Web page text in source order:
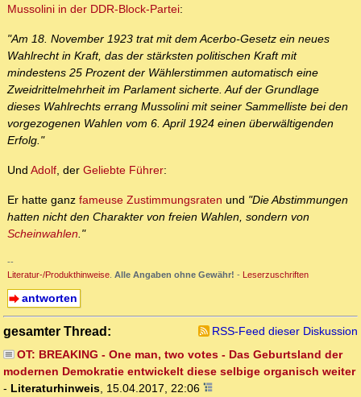
Mussolini in der DDR-Block-Partei:
"Am 18. November 1923 trat mit dem Acerbo-Gesetz ein neues
Wahlrecht in Kraft, das der stärksten politischen Kraft mit
mindestens 25 Prozent der Wählerstimmen automatisch eine
Zweidrittelmehrheit im Parlament sicherte. Auf der Grundlage
dieses Wahlrechts errang Mussolini mit seiner Sammelliste bei den
vorgezogenen Wahlen vom 6. April 1924 einen überwältigenden
Erfolg."
Und Adolf, der Geliebte Führer:
Er hatte ganz fameuse Zustimmungsraten und "Die Abstimmungen
hatten nicht den Charakter von freien Wahlen, sondern von
Scheinwahlen."
--
Literatur-/Produkthinweise. Alle Angaben ohne Gewähr! - Leserzuschriften
antworten
gesamter Thread:
RSS-Feed dieser Diskussion
OT: BREAKING - One man, two votes - Das Geburtsland der
modernen Demokratie entwickelt diese selbige organisch weiter
- Literaturhinweis, 15.04.2017, 22:06